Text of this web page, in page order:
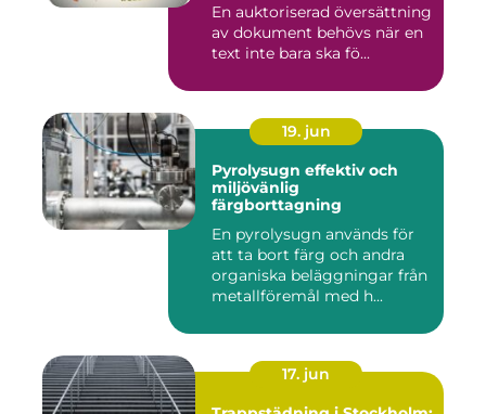
En auktoriserad översättning
av dokument behövs när en
text inte bara ska fö...
19. jun
Pyrolysugn effektiv och
miljövänlig
färgborttagning
En pyrolysugn används för
att ta bort färg och andra
organiska beläggningar från
metallföremål med h...
17. jun